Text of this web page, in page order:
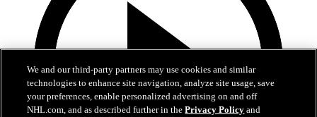
We and our third-party partners may use cookies and similar
technologies to enhance site navigation, analyze site usage, save
your preferences, enable personalized advertising on and off
NHL.com, and as described further in thePrivacy Policy and